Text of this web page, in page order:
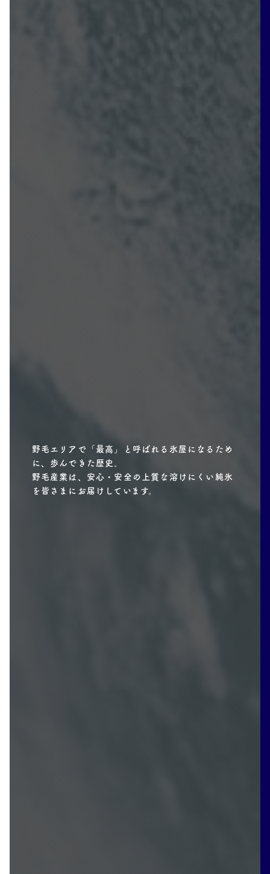
野毛エリアで「最高」と呼ばれる氷屋になるため
に、歩んできた歴史。
野毛産業は、安心・安全の上質な溶けにくい純氷
を皆さまにお届けしています。